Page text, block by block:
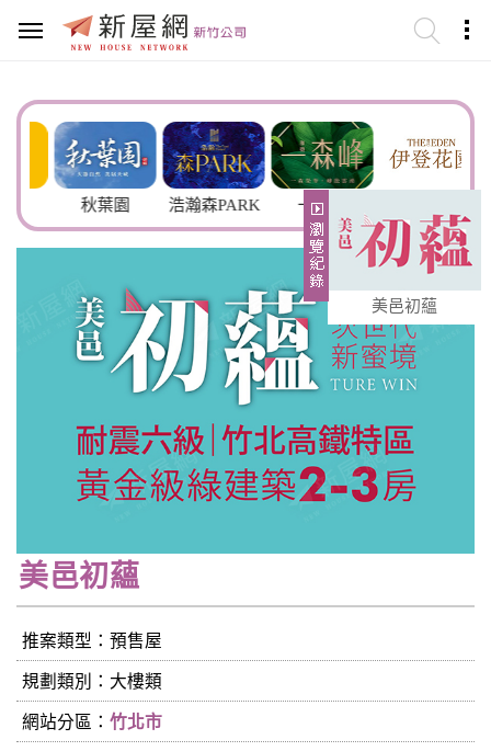
美邑初蘊
秋葉園 浩瀚森PARK 一森峰
美邑初蘊
推案類型：預售屋
規劃類別：大樓類
網站分區： 竹北市